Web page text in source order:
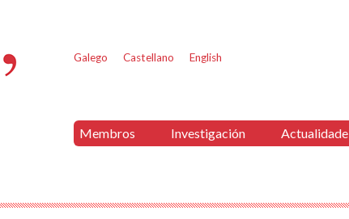
Galego Castellano English
Membros Investigación Actualidade